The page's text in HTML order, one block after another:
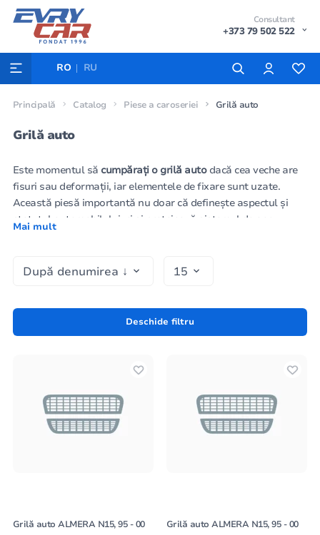
Consultant
+373 79 502 522
RO RU
Principală Catalog Piese a caroseriei Grilă auto
Grilă auto
Este momentul să cumpărați o grilă autodacă cea veche are
fisuri sau deformații, iar elementele de fixare sunt uzate.
Această piesă importantă nu doar că definește aspectul și
statutul automobilului, ci și protejează sistemul de aer
puteți cumpăra ieftingrile, precum și elemente de caroserie
Mai mult
Deschide filtru
Grilă auto ALMERA N15, 95 - 00 Grilă auto ALMERA N15, 95 - 00